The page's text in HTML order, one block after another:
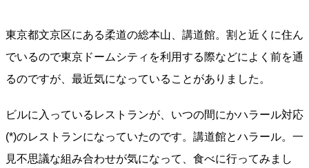
東京都文京区にある柔道の総本山、講道館。割と近くに住ん
でいるので東京ドームシティを利用する際などによく前を通
るのですが、最近気になっていることがありました。
ビルに入っているレストランが、いつの間にかハラール対応
(*)のレストランになっていたのです。講道館とハラール。一
見不思議な組み合わせが気になって、食べに行ってみまし